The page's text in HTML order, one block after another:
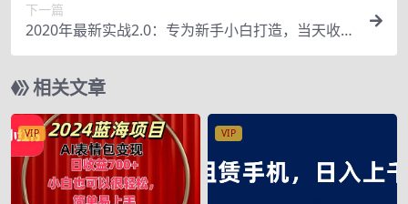
下一篇
2020年最新实战2.0：专为新手小白打造，当天收
益，日赚200+
相关文章
VIP VIP